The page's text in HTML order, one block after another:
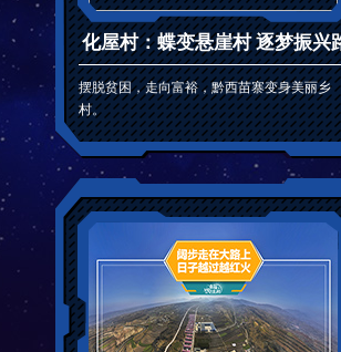
化屋村：蝶变悬崖村 逐梦振兴
摆脱贫困，走向富裕，黔西苗寨变身美丽乡
村。